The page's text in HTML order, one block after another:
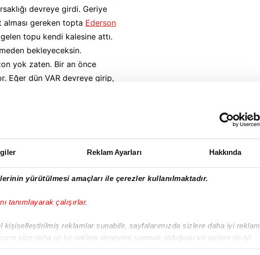
Reklam Ayarları Hakkında
yürütülmesi amaçları ile çerezler kullanılmaktadır.
tanımlayarak çalışırlar.
reklamlar sunabilir, sayfalarımızda sizlere daha iyi reklam
size daha iyi bir reklam deneyimi sunmak olduğunu ve sizlere en iyi
devreye girdi. Geriye
gereken topta Ederson
topu kendi kalesine attı.
bekleyeceksin.
yok zaten. Bir an önce
Eğer dün VAR devreye girip,
Medya Grubu’na aittir. Kaynak